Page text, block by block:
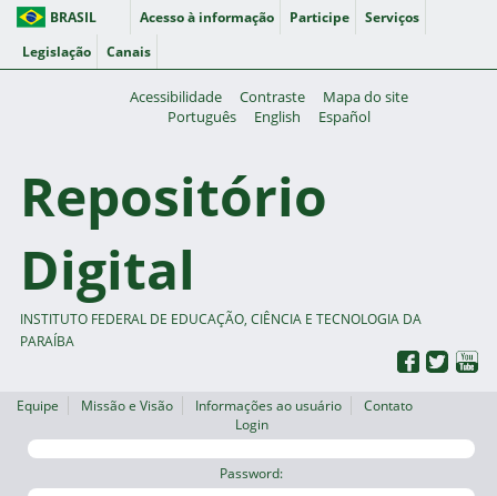
BRASIL Acesso à informação Participe
Serviços
Legislação
Canais
Acessibilidade Contraste
Mapa do site
Português
English Español
Repositório
Digital
INSTITUTO FEDERAL DE EDUCAÇÃO, CIÊNCIA E TECNOLOGIA DA
PARAÍBA
Equipe Missão e Visão Informações ao usuário
Contato
Login
Password: